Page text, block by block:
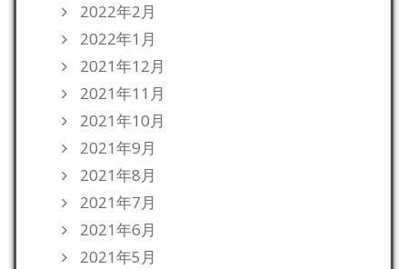
2022年2月
2022年1月
2021年12月
2021年11月
2021年10月
2021年9月
2021年8月
2021年7月
2021年6月
2021年5月